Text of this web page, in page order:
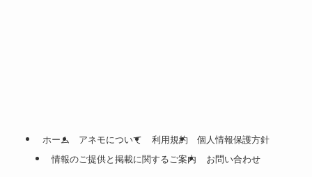
ホーム アネモについて 利用規約
個人情報保護方針
情報のご提供と掲載に関するご案内
お問い合わせ